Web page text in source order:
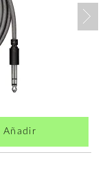
Añadir